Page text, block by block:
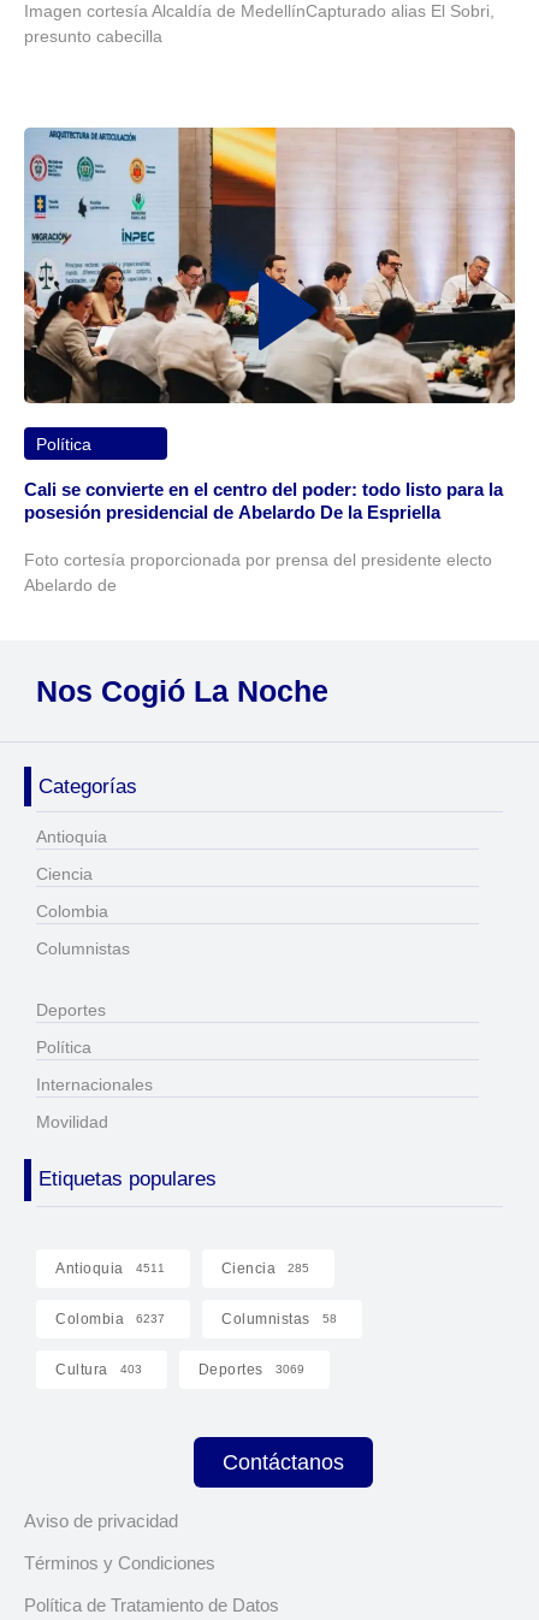
Imagen cortesía Alcaldía de MedellínCapturado alias El Sobri,
presunto cabecilla
Política
Cali se convierte en el centro del poder: todo listo para la
posesión presidencial de Abelardo De la Espriella
Foto cortesía proporcionada por prensa del presidente electo
Abelardo de
Nos Cogió La Noche
Categorías
Antioquia
Ciencia
Colombia
Columnistas
Deportes
Política
Internacionales
Movilidad
Etiquetas populares
Antioquia 4511 Ciencia 285
Colombia 6237 Columnistas 58
Cultura 403 Deportes 3069
Contáctanos
Aviso de privacidad
Términos y Condiciones
Política de Tratamiento de Datos